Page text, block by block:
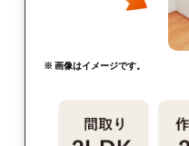
※ 画像はイメージです。